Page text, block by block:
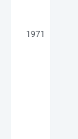
1971